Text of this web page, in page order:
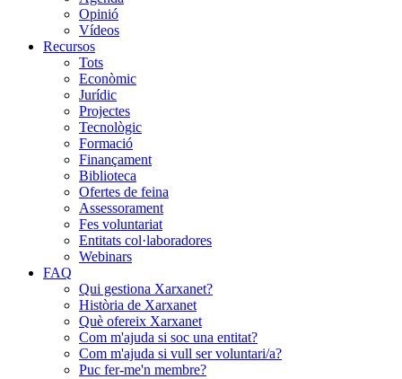
Opinió
Vídeos
Recursos
Tots
Econòmic
Jurídic
Projectes
Tecnològic
Formació
Finançament
Biblioteca
Ofertes de feina
Assessorament
Fes voluntariat
Entitats col·laboradores
Webinars
FAQ
Qui gestiona Xarxanet?
Història de Xarxanet
Què ofereix Xarxanet
Com m'ajuda si soc una entitat?
Com m'ajuda si vull ser voluntari/a?
Puc fer-me'n membre?